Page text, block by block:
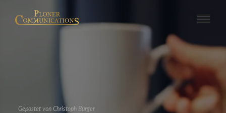
Gepostet von Christoph Burger